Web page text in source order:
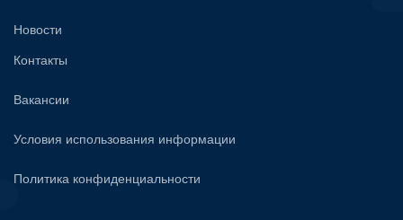
Новости
Контакты
Вакансии
Условия использования информации
Политика конфиденциальности